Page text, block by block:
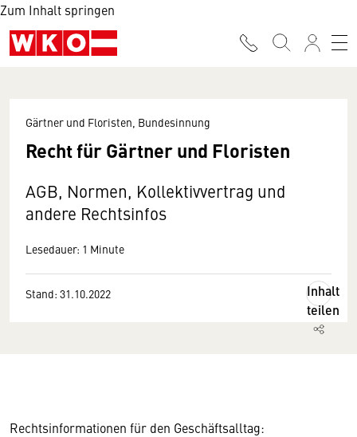
Zum Inhalt springen
Gärtner und Floristen, Bundesinnung
Recht für Gärtner und Floristen
AGB, Normen, Kollektivvertrag und
andere Rechtsinfos
Lesedauer: 1 Minute
Stand: 31.10.2022
Inhalt
teilen
Rechtsinformationen für den Geschäftsalltag: